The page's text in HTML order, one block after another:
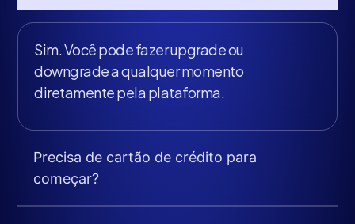
Sim. Você pode fazer upgrade ou
downgrade a qualquer momento
diretamente pela plataforma.
Precisa de cartão de crédito para
começar?